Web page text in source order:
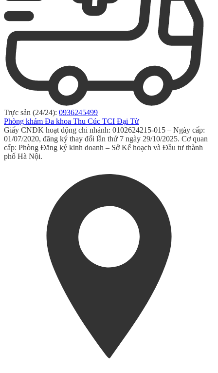
Trực sản (24/24): 0936245499
Phòng khám Đa khoa Thu Cúc TCI Đại Từ
Giấy CNĐK hoạt động chi nhánh: 0102624215-015 – Ngày cấp:
01/07/2020, đăng ký thay đổi lần thứ 7 ngày 29/10/2025. Cơ quan
cấp: Phòng Đăng ký kinh doanh – Sở Kế hoạch và Đầu tư thành
phố Hà Nội.